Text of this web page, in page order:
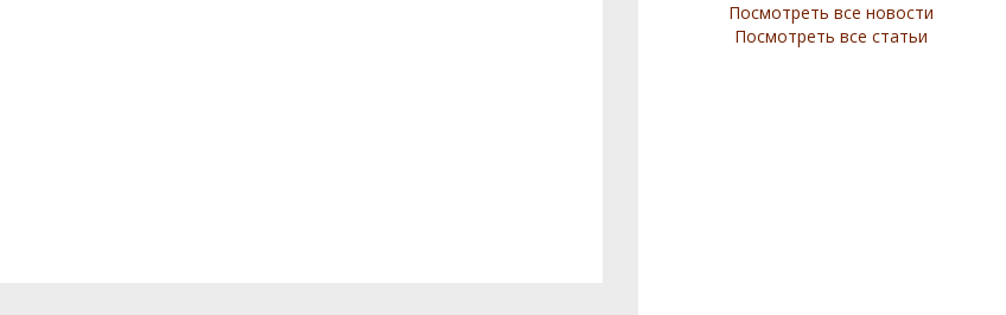
Посмотреть все новости
Посмотреть все статьи